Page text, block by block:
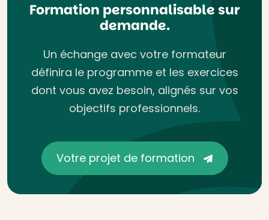
Formation personnalisable sur
demande.
Un échange avec votre formateur
définira le programme et les exercices
dont vous avez besoin, alignés sur vos
objectifs professionnels.
Votre projet de formation